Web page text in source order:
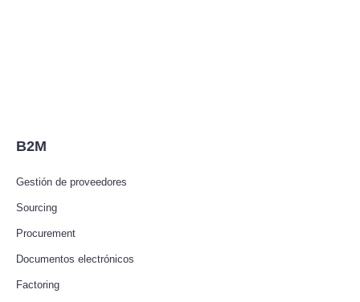
B2M
Gestión de proveedores
Sourcing
Procurement
Documentos electrónicos
Factoring